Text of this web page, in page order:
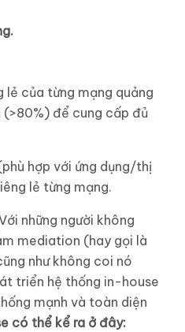
của từng mạng quảng
để cung cấp đủ
hợp với ứng dụng/thị
lẻ từng mạng.
những người không
mediation (hay gọi là
như không coi nó
triển hệ thống in-house
mạnh và toàn diện
có thể kể ra ở đây: